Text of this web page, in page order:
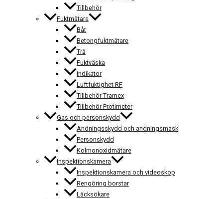
Tillbehör
Fuktmätare
Båt
Betongfuktmätare
Trä
Fuktväska
Indikator
Luftfuktighet RF
Tillbehör Tramex
Tillbehör Protimeter
Gas och personskydd
Andningsskydd och andningsmask
Personskydd
Kolmonoxidmätare
Inspektionskamera
Inspektionskamera och videoskop
Rengöring borstar
Läcksökare